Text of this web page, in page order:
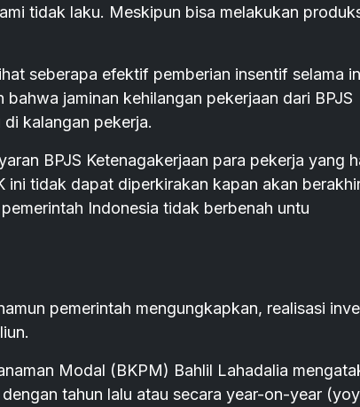
tidak laku. Meskipun bisa melakukan
seberapa efektif pemberian insentif selama
jaminan kehilangan pekerjaan dari BPJS
kalangan pekerja.
BPJS Ketenagakerjaan para pekerja yang
ini tidak dapat diperkirakan kapan akan
Indonesia tidak berbenah untu
pemerintah mengungkapkan, realisasi
Modal (BKPM) Bahlil Lahadalia
tahun lalu atau secara year-on-year